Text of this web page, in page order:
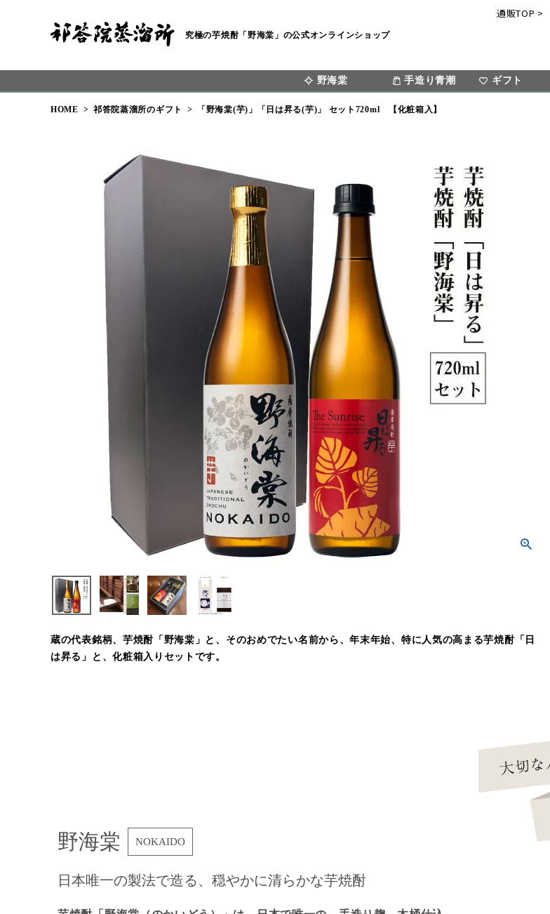
究極の芋焼酎「野海棠」の公式オンラインショップ
通販TOP >
野海棠 手造り青潮 ギフト
HOME 祁答院蒸溜所のギフト 「野海棠(芋)」「日は昇る(芋)」 セット720ml 【化粧箱入】
蔵の代表銘柄、芋焼酎「野海棠」と、そのおめでたい名前から、年末年始、特に人気の高まる芋焼酎「日
は昇る」と、化粧箱入りセットです。
野海棠 NOKAIDO
日本唯一の製法で造る、穏やかに清らかな芋焼酎